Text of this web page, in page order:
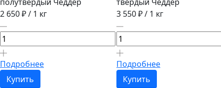
2 650 ₽/ 1 кг
Подробнее
Купить
3 550 ₽/ 1 кг
Подробнее
Купить